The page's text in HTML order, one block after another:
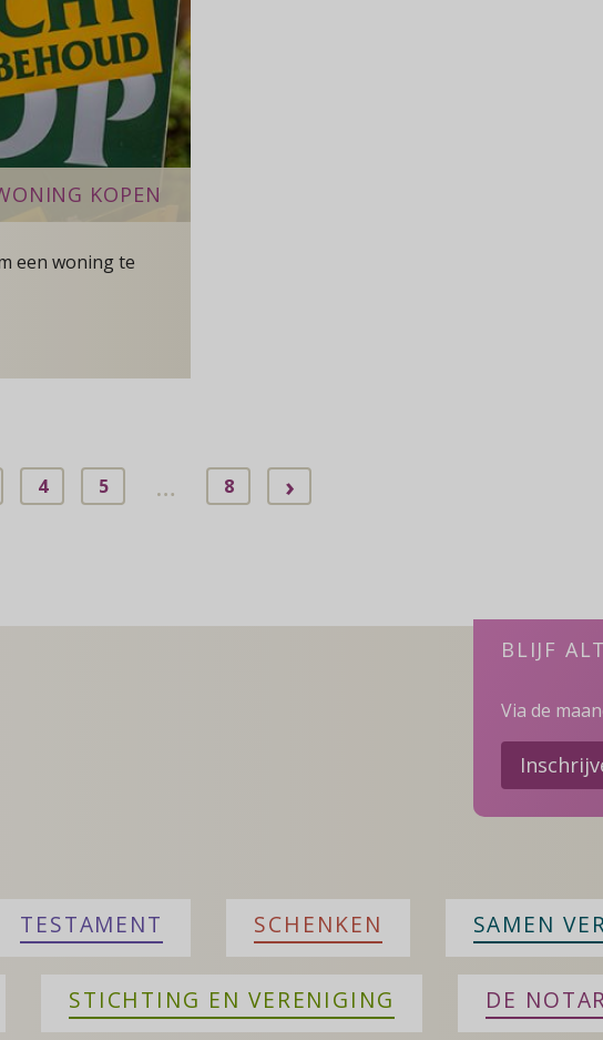
KOPEN
een woning te
een woning kopen
4 5 … 8 ›
BLIJF
Via de
TESTAMENT SCHENKEN SAMEN
STICHTING EN VERENIGING DE